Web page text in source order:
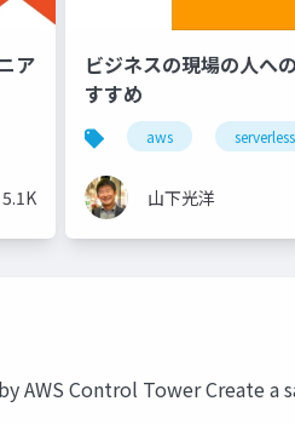
ア
5.1K
ビジネスの現場の人へ
すすめ
aws serverless
山下光洋
AWS Control Tower Create